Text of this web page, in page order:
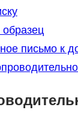
образец
письмо к